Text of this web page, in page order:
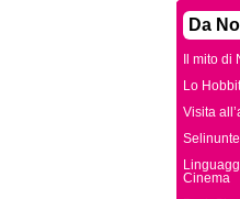
Da
Il mito
Lo
Visita
Cinema